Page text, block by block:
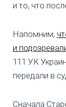
и то, что
Напомним,
и
111 УК
передали в
Сначала